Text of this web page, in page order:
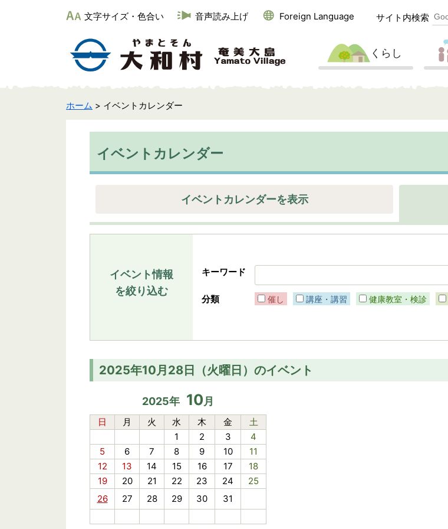
文字サイズ・色合い 音声読み上げ Foreign Language サイト内検索
くらし
ホーム > イベントカレンダー
イベントカレンダー
イベントカレンダーを表示
イベント情報
を絞り込む
キーワード
分類 催し 講座・講習 健康教室・検診
2025年10月28日（火曜日）のイベント
2025年 10月
日 月 火 水 木 金
土
1
2 3
4
5
6 7 8 9 10
11
12
13 14 15 16 17
18
19
20 21 22 23 24
25
26
27 28 29 30 31